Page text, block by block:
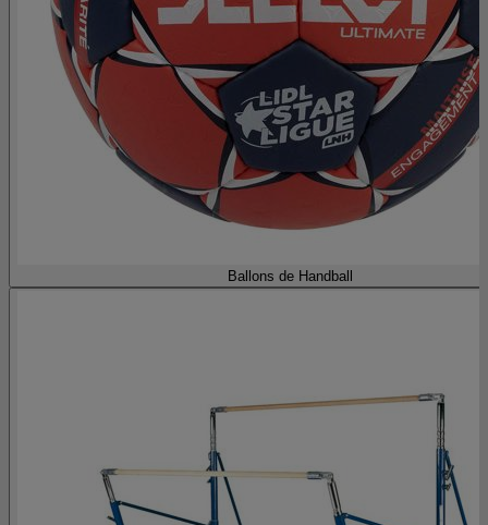
Ballons de Handball